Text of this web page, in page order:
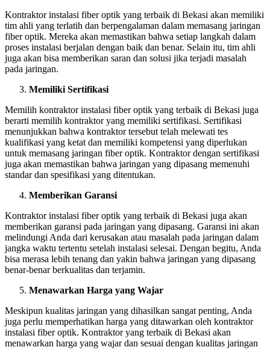
Kontraktor instalasi fiber optik yang terbaik di Bekasi akan memiliki
tim ahli yang terlatih dan berpengalaman dalam memasang jaringan
fiber optik. Mereka akan memastikan bahwa setiap langkah dalam
proses instalasi berjalan dengan baik dan benar. Selain itu, tim ahli
juga akan bisa memberikan saran dan solusi jika terjadi masalah
pada jaringan.
Memiliki Sertifikasi
Memilih kontraktor instalasi fiber optik yang terbaik di Bekasi juga
berarti memilih kontraktor yang memiliki sertifikasi. Sertifikasi
menunjukkan bahwa kontraktor tersebut telah melewati tes
kualifikasi yang ketat dan memiliki kompetensi yang diperlukan
untuk memasang jaringan fiber optik. Kontraktor dengan sertifikasi
juga akan memastikan bahwa jaringan yang dipasang memenuhi
standar dan spesifikasi yang ditentukan.
Memberikan Garansi
Kontraktor instalasi fiber optik yang terbaik di Bekasi juga akan
memberikan garansi pada jaringan yang dipasang. Garansi ini akan
melindungi Anda dari kerusakan atau masalah pada jaringan dalam
jangka waktu tertentu setelah instalasi selesai. Dengan begitu, Anda
bisa merasa lebih tenang dan yakin bahwa jaringan yang dipasang
benar-benar berkualitas dan terjamin.
Menawarkan Harga yang Wajar
Meskipun kualitas jaringan yang dihasilkan sangat penting, Anda
juga perlu memperhatikan harga yang ditawarkan oleh kontraktor
instalasi fiber optik. Kontraktor yang terbaik di Bekasi akan
menawarkan harga yang wajar dan sesuai dengan kualitas jaringan